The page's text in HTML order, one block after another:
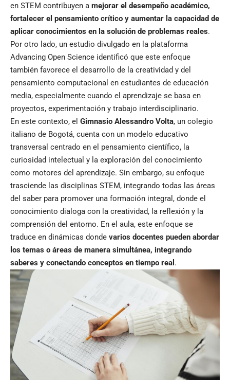
en STEM contribuyen a mejorar el desempeño académico,
fortalecer el pensamiento crítico y aumentar la capacidad de
aplicar conocimientos en la solución de problemas reales.
Por otro lado, un estudio divulgado en la plataforma
Advancing Open Science identificó que este enfoque
también favorece el desarrollo de la creatividad y del
pensamiento computacional en estudiantes de educación
media, especialmente cuando el aprendizaje se basa en
proyectos, experimentación y trabajo interdisciplinario.
En este contexto, el Gimnasio Alessandro Volta, un colegio
italiano de Bogotá, cuenta con un modelo educativo
transversal centrado en el pensamiento científico, la
curiosidad intelectual y la exploración del conocimiento
como motores del aprendizaje. Sin embargo, su enfoque
trasciende las disciplinas STEM, integrando todas las áreas
del saber para promover una formación integral, donde el
conocimiento dialoga con la creatividad, la reflexión y la
comprensión del entorno. En el aula, este enfoque se
traduce en dinámicas donde varios docentes pueden abordar
los temas o áreas de manera simultánea, integrando
saberes y conectando conceptos en tiempo real .